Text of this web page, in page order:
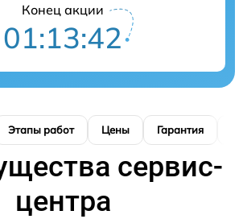
Конец акции
01:13:41
Этапы работ Цены Гарантия
сервис-
центра